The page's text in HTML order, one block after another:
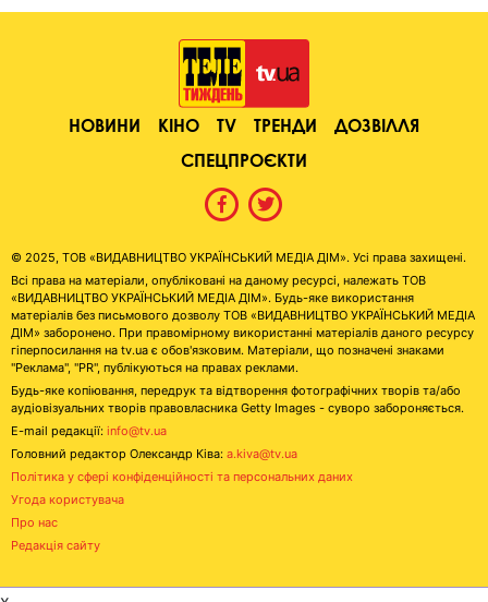
НОВИНИ КІНО TV ТРЕНДИ
ДОЗВІЛЛЯ
СПЕЦПРОЄКТИ
© 2025, ТОВ «ВИДАВНИЦТВО УКРАЇНСЬКИЙ МЕДІА ДІМ». Усі права захищені.
Всі права на матеріали, опубліковані на даному ресурсі, належать ТОВ
«ВИДАВНИЦТВО УКРАЇНСЬКИЙ МЕДІА ДІМ». Будь-яке використання
матеріалів без письмового дозволу ТОВ «ВИДАВНИЦТВО УКРАЇНСЬКИЙ МЕДІА
ДІМ» заборонено. При правомірному використанні матеріалів даного ресурсу
гіперпосилання на tv.ua є обов'язковим. Матеріали, що позначені знаками
"Реклама", "PR", публікуються на правах реклами.
Будь-яке копіювання, передрук та відтворення фотографічних творів та/або
аудіовізуальних творів правовласника Getty Images - суворо забороняється.
E-mail редакції: info@tv.ua
Головний редактор Олександр Ківа: a.kiva@tv.ua
Політика у сфері конфіденційності та персональних даних
Угода користувача
Про нас
Редакція сайту